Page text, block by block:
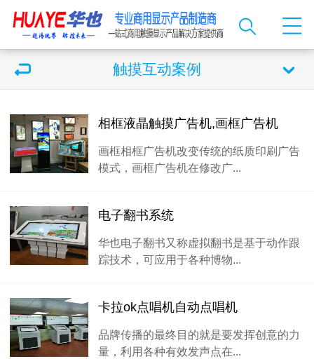
触摸互动案例
相框液晶触摸广告机,画框广告机
画框相框广告机改变传统的纸质印刷广告
模式，画框广告机在修改广...
电子翻书系统
华也电子翻书又称虚拟翻书是基于动作跟
踪技术，可应用于各种博物...
卡拉ok点唱机自动点唱机
品牌传播的最终目的就是要发挥创意的力
量，利用各种有效发声点在...